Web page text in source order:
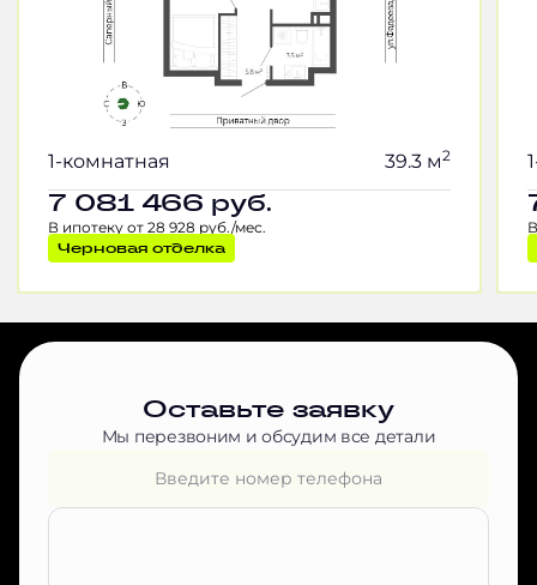
1-комнатная 39.3 м2
7 081 466 руб.
В ипотеку от 28 928 руб./мес.
Черновая отделка
Оставьте заявку
Мы перезвоним и обсудим все детали